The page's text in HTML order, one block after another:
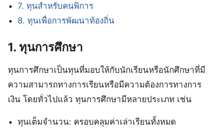
7. ทุนสำหรับคนพิการ
8. ทุนเพื่อการพัฒนาท้องถิ่น
1. ทุนการศึกษา
ทุนการศึกษาเป็นทุนที่มอบให้กับนักเรียนหรือนักศึกษาที่มี
ความสามารถทางการเรียนหรือมีความต้องการทางการ
เงิน โดยทั่วไปแล้ว ทุนการศึกษามีหลายประเภท เช่น
ทุนเต็มจำนวน: ครอบคลุมค่าเล่าเรียนทั้งหมด